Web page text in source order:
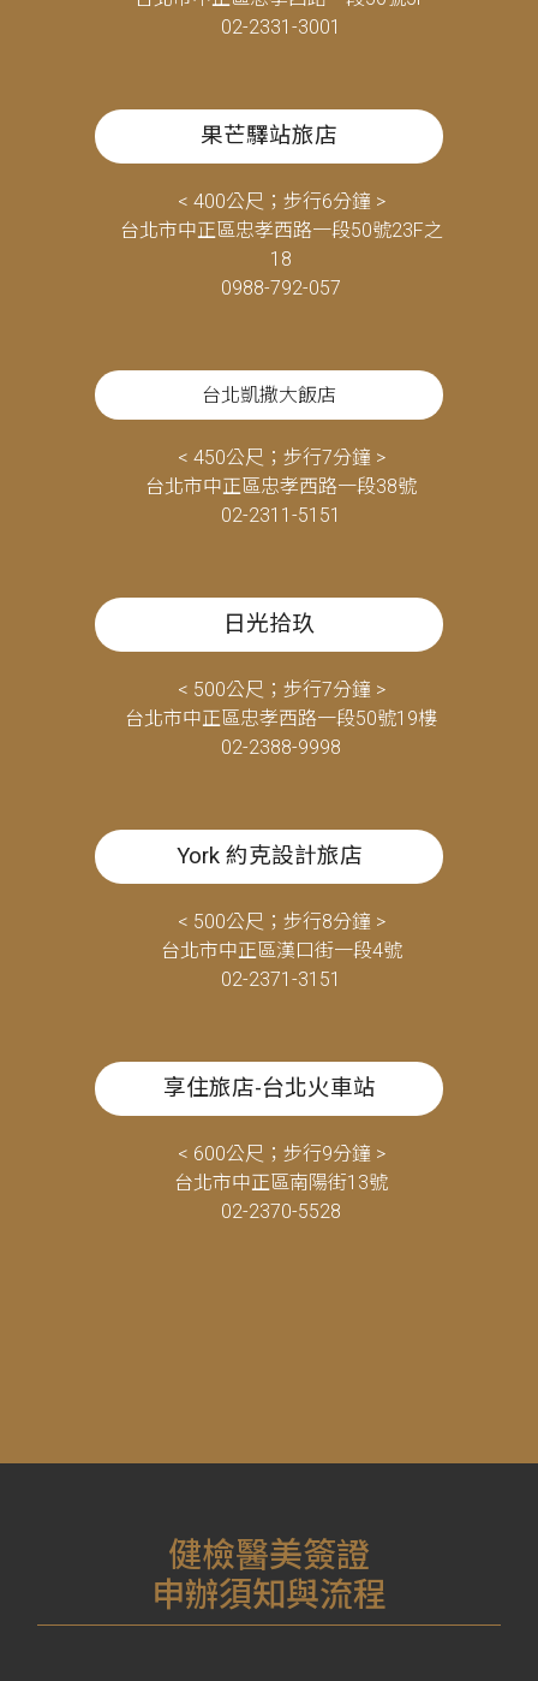
02-2331-3001
果芒驛站旅店
< 400公尺；步行6分鐘 >
台北市中正區忠孝西路一段50號23F之
18
0988-792-057
台北凱撒大飯店
< 450公尺；步行7分鐘 >
台北市中正區忠孝西路一段38號
02-2311-5151
日光拾玖
< 500公尺；步行7分鐘 >
台北市中正區忠孝西路一段50號19樓
02-2388-9998
York 約克設計旅店
< 500公尺；步行8分鐘 >
台北市中正區漢口街一段4號
02-2371-3151
享住旅店-台北火車站
< 600公尺；步行9分鐘 >
台北市中正區南陽街13號
02-2370-5528
健檢醫美簽證
申辦須知與流程